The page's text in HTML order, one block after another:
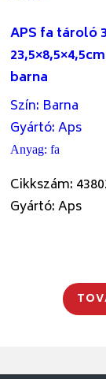
APS fa tároló
barna
Szín: Barna
Gyártó:Aps
Anyag:fa
Cikkszám:
Gyártó: Aps